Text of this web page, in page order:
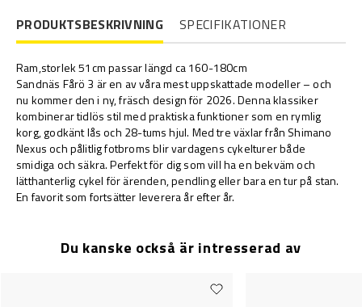
PRODUKTSBESKRIVNING SPECIFIKATIONER
Ram,storlek 51cm passar längd ca 160-180cm
Sandnäs Fårö 3 är en av våra mest uppskattade modeller – och
nu kommer den i ny, fräsch design för 2026. Denna klassiker
kombinerar tidlös stil med praktiska funktioner som en rymlig
korg, godkänt lås och 28-tums hjul. Med tre växlar från Shimano
Nexus och pålitlig fotbroms blir vardagens cykelturer både
smidiga och säkra. Perfekt för dig som vill ha en bekväm och
lätthanterlig cykel för ärenden, pendling eller bara en tur på stan.
En favorit som fortsätter leverera år efter år.
Du kanske också är intresserad av